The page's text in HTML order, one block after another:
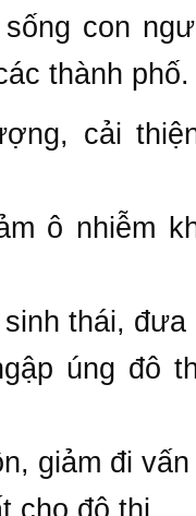
con
thành
cải
ô nhiễm
thái,
úng đô
giảm đi
cho đô thị